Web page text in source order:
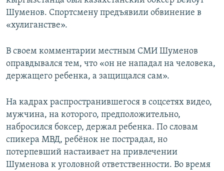
Шуменов. Спортсмену предъявили обвинение в
«хулиганстве».
В своем комментарии местным СМИ Шуменов
оправдывался тем, что «он не нападал на человека,
держащего ребенка, а защищался сам».
На кадрах распространившегося в соцсетях видео,
мужчина, на которого, предположительно,
набросился боксер, держал ребенка. По словам
спикера МВД, ребёнок не пострадал, но
потерпевший настаивает на привлечении
Шуменова к уголовной ответственности. Во время